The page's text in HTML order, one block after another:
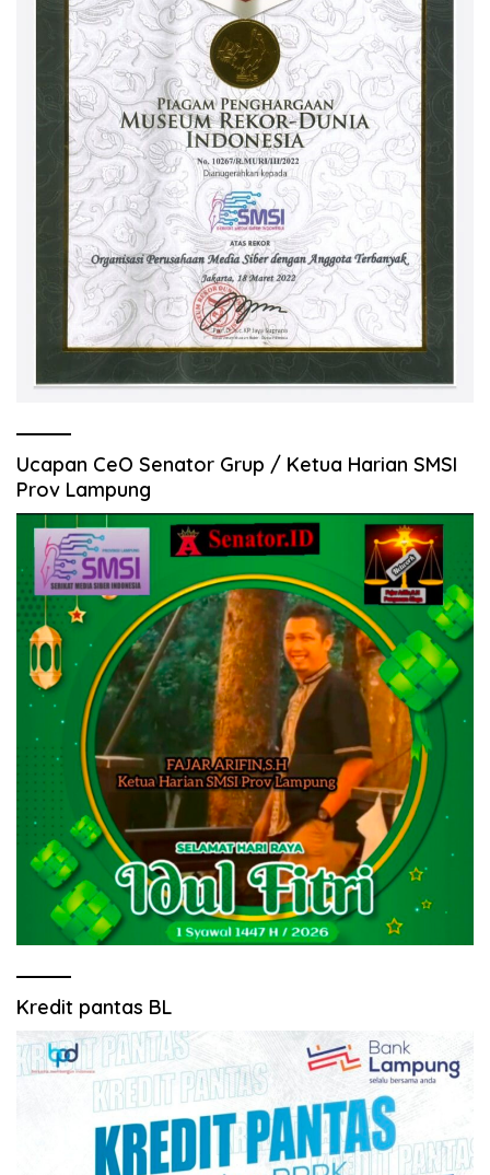
Ucapan CeO Senator Grup / Ketua Harian SMSI
Prov Lampung
Kredit pantas BL